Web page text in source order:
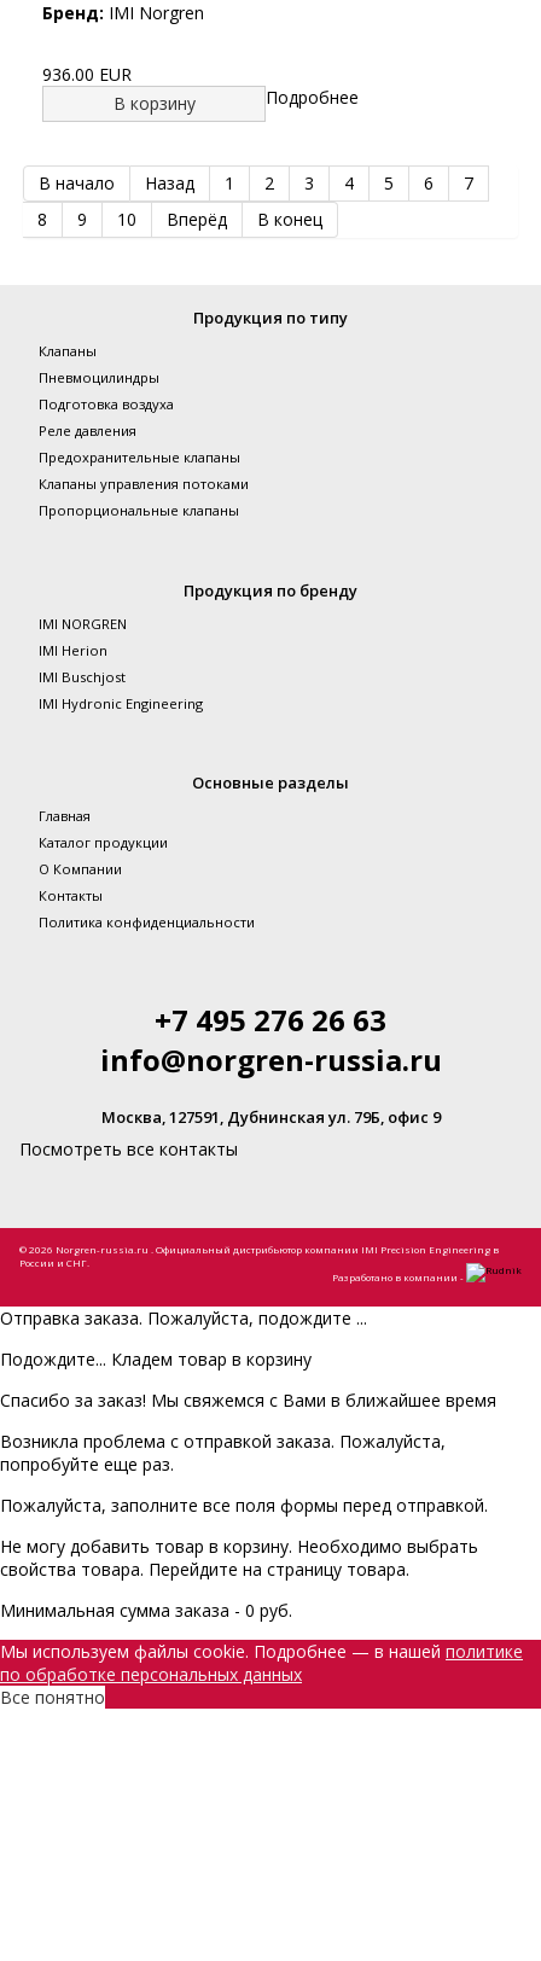
Бренд: IMI Norgren
936.00 EUR
В корзину
Подробнее
В начало Назад 1 2 3 4 5 6
7
8
9 10 Вперёд В конец
Продукция по типу
Клапаны
Пневмоцилиндры
Подготовка воздуха
Реле давления
Предохранительные клапаны
Клапаны управления потоками
Пропорциональные клапаны
Продукция по бренду
IMI NORGREN
IMI Herion
IMI Buschjost
IMI Hydronic Engineering
Основные разделы
Главная
Каталог продукции
О Компании
Контакты
Политика конфиденциальности
+7 495 276 26 63
info@norgren-russia.ru
Москва, 127591, Дубнинская ул. 79Б, офис 9
Посмотреть все контакты
© 2026 Norgren-russia.ru . Официальный дистрибьютор компании IMI Precision Engineering в
России и СНГ.
Разработано в компании -
Отправка заказа. Пожалуйста, подождите ...
Подождите... Кладем товар в корзину
Спасибо за заказ! Мы свяжемся с Вами в ближайшее время
Возникла проблема с отправкой заказа. Пожалуйста,
попробуйте еще раз.
Пожалуйста, заполните все поля формы перед отправкой.
Не могу добавить товар в корзину. Необходимо выбрать
свойства товара. Перейдите на страницу товара.
Минимальная сумма заказа - 0 руб.
Мы используем файлы cookie. Подробнее — в нашей политике
по обработке персональных данных
Все понятно